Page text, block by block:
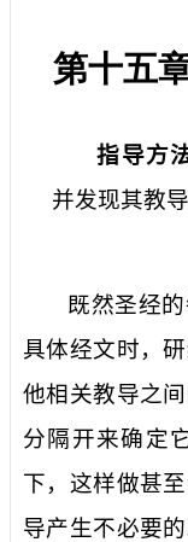
第十五
指导方
并发现其教
既然圣经
具体经文时，
他相关教导之
分隔开来确定
下，这样做甚
导产生不必要